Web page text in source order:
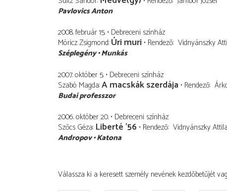
Pavlovics Anton
2008. február 15. Debreceni színház
Móricz Zsigmond Úri muri Rendező Vidnyánszky
Széplegény Munkás
2007. október 5. Debreceni színház
Szabó Magda A macskák szerdája Rendező
Budai professzor
2006. október 20. Debreceni színház
Szőcs Géza Liberté ’56 Rendező Vidnyánszky Attila
Andropov Katona
Válassza ki a keresett személy nevének kezdőbetűjét